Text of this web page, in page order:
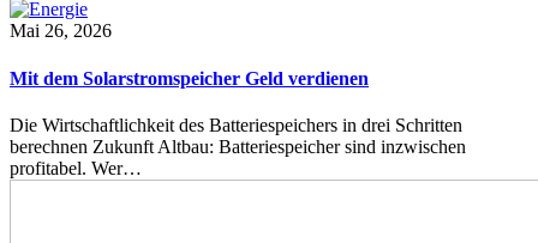
Mai 26, 2026
Mit dem Solarstromspeicher Geld verdienen
Die Wirtschaftlichkeit des Batteriespeichers in drei Schritten
berechnen Zukunft Altbau: Batteriespeicher sind inzwischen
profitabel. Wer…